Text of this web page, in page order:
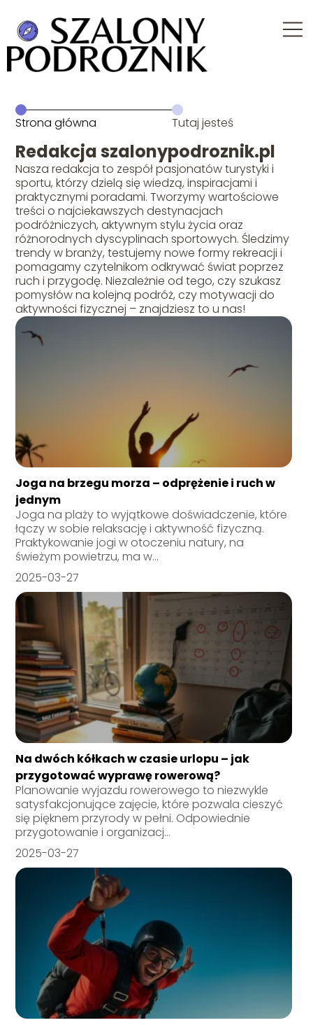
Strona główna Tutaj jesteś
Redakcja szalonypodroznik.pl
Nasza redakcja to zespół pasjonatów turystyki i
sportu, którzy dzielą się wiedzą, inspiracjami i
praktycznymi poradami. Tworzymy wartościowe
treści o najciekawszych destynacjach
podróżniczych, aktywnym stylu życia oraz
różnorodnych dyscyplinach sportowych. Śledzimy
trendy w branży, testujemy nowe formy rekreacji i
pomagamy czytelnikom odkrywać świat poprzez
ruch i przygodę. Niezależnie od tego, czy szukasz
pomysłów na kolejną podróż, czy motywacji do
aktywności fizycznej – znajdziesz to u nas!
Joga na brzegu morza – odprężenie i ruch w
jednym
Joga na plaży to wyjątkowe doświadczenie, które
łączy w sobie relaksację i aktywność fizyczną.
Praktykowanie jogi w otoczeniu natury, na
świeżym powietrzu, ma w...
2025-03-27
Na dwóch kółkach w czasie urlopu – jak
przygotować wyprawę rowerową?
Planowanie wyjazdu rowerowego to niezwykle
satysfakcjonujące zajęcie, które pozwala cieszyć
się pięknem przyrody w pełni. Odpowiednie
przygotowanie i organizacj...
2025-03-27